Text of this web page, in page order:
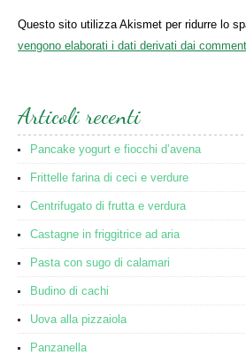
Questo sito utilizza Akismet per ridurre lo
vengono elaborati i dati derivati dai
Articoli recenti
Pancake yogurt e fiocchi d’avena
Frittelle farina di ceci e verdure
Centrifugato di frutta e verdura
Castagne in friggitrice ad aria
Pasta con sugo di calamari
Budino di cachi
Uova alla pizzaiola
Panzanella